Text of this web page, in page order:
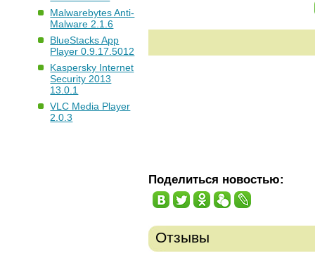
Malwarebytes Anti-
Malware 2.1.6
BlueStacks App
Player 0.9.17.5012
Kaspersky Internet
Security 2013
13.0.1
VLC Media Player
2.0.3
Поделиться новостью:
Отзывы